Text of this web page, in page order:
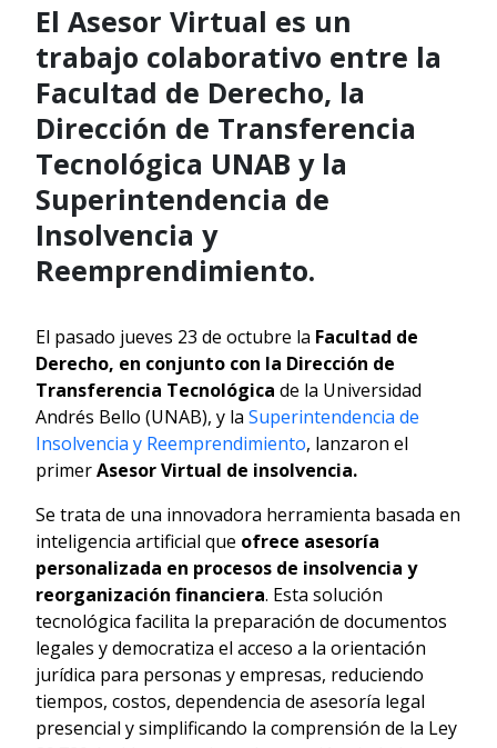
El Asesor Virtual es un
trabajo colaborativo entre la
Facultad de Derecho, la
Dirección de Transferencia
Tecnológica UNAB y la
Superintendencia de
Insolvencia y
Reemprendimiento.
El pasado jueves 23 de octubre la Facultad de
Derecho, en conjunto con la Dirección de
Transferencia Tecnológica de la Universidad
Andrés Bello (UNAB), y la Superintendencia de
Insolvencia y Reemprendimiento, lanzaron el
primerAsesor Virtual de insolvencia.
Se trata de una innovadora herramienta basada en
inteligencia artificial que ofrece asesoría
personalizada en procesos de insolvencia y
reorganización financiera. Esta solución
tecnológica facilita la preparación de documentos
legales y democratiza el acceso a la orientación
jurídica para personas y empresas, reduciendo
tiempos, costos, dependencia de asesoría legal
presencial y simplificando la comprensión de la Ley